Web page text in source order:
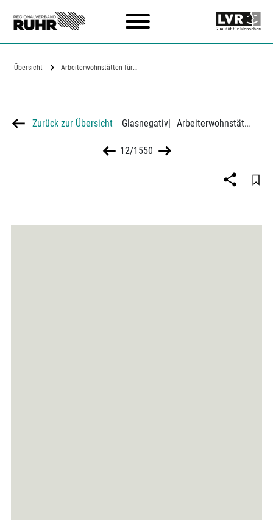
Übersicht Arbeiterwohnstätten für den…
Zurück zur Übersicht Glasnegativ| Arbeiterwohnstätten für den Ruhrkohlenbezirk, Haustyp Einfamilienhaus, Zeichnungen und Risse
12/1550